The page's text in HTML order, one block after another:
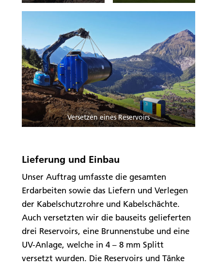
Versetzen eines Reservoirs
Lieferung und Einbau
Unser Auftrag umfasste die gesamten
Erdarbeiten sowie das Liefern und Verlegen
der Kabelschutzrohre und Kabelschächte.
Auch versetzten wir die bauseits gelieferten
drei Reservoirs, eine Brunnenstube und eine
UV-Anlage, welche in 4 – 8 mm Splitt
versetzt wurden. Die Reservoirs und Tänke